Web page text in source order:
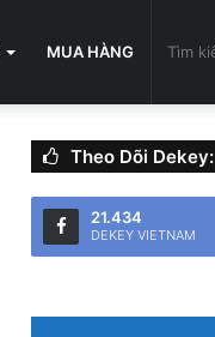
MUA HÀNG
Theo Dõi Dekey:
21.434
DEKEY VIETNAM